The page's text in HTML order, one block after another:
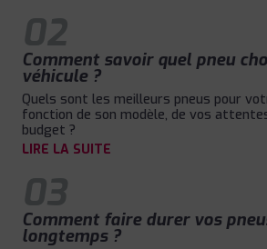
02
Comment savoir quel pneu
véhicule ?
Quels sont les meilleurs pneus pour
fonction de son modèle, de vos
budget ?
LIRE LA SUITE
03
Comment faire durer vos
longtemps ?